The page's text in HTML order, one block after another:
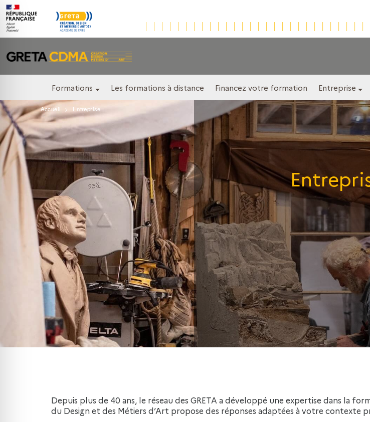
Formations Les formations à distance Financez votre formation Entreprise
Accueil Entreprise
Depuis plus de 40 ans, le réseau des GRETA a développé une expertise dans la
du Design et des Métiers d’Art propose des réponses adaptées à votre contexte